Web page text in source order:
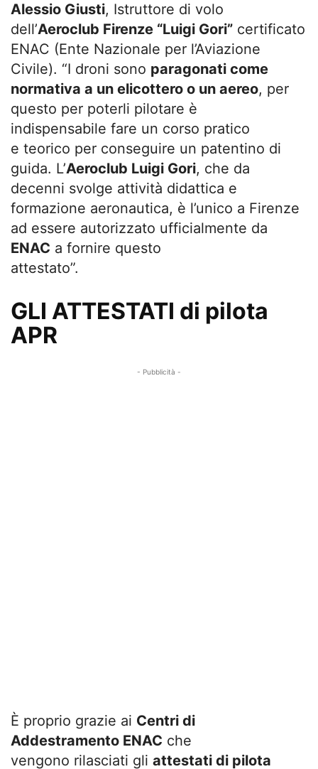
Alessio Giusti, Istruttore di volo
dell’Aeroclub Firenze “Luigi Gori” certificato
ENAC (Ente Nazionale per l’Aviazione
Civile). “I droni sono paragonati come
normativa a un elicottero o un aereo, per
questo per poterli pilotare è
indispensabile fare un corso pratico
e teorico per conseguire un patentino di
guida. L’Aeroclub Luigi Gori, che da
decenni svolge attività didattica e
formazione aeronautica, è l’unico a Firenze
ad essere autorizzato ufficialmente da
ENAC a fornire questo
attestato”.
GLI ATTESTATI di pilota
APR
- Pubblicità -
È proprio grazie ai Centri di
Addestramento ENAC che
vengono rilasciati gli attestati di pilota